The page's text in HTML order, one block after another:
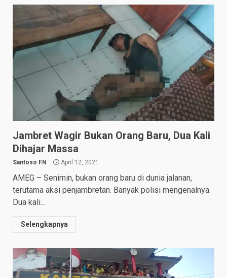
Jambret Wagir Bukan Orang Baru, Dua Kali
Dihajar Massa
Santoso FN April 12, 2021
AMEG – Senimin, bukan orang baru di dunia jalanan,
terutama aksi penjambretan. Banyak polisi mengenalnya.
Dua kali...
Selengkapnya